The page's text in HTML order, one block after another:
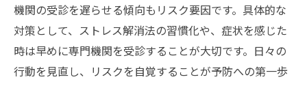
機関の受診を遅らせる傾向もリスク要因です。具体的な
対策として、ストレス解消法の習慣化や、症状を感じた
時は早めに専門機関を受診することが大切です。日々の
行動を見直し、リスクを自覚することが予防への第一歩